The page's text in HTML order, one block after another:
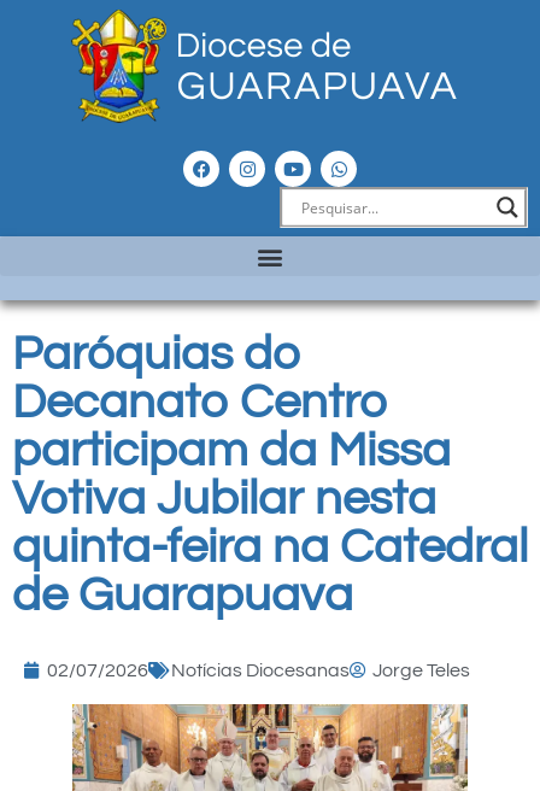
Paróquias do
Decanato Centro
participam da Missa
Votiva Jubilar nesta
quinta-feira na Catedral
de Guarapuava
02/07/2026 Notícias Diocesanas Jorge Teles